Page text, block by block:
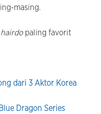
masing.
hairdopaling favorit
dari 3 Aktor Korea
Dragon Series